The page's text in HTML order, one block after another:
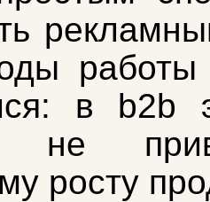
в b2b
не
росту